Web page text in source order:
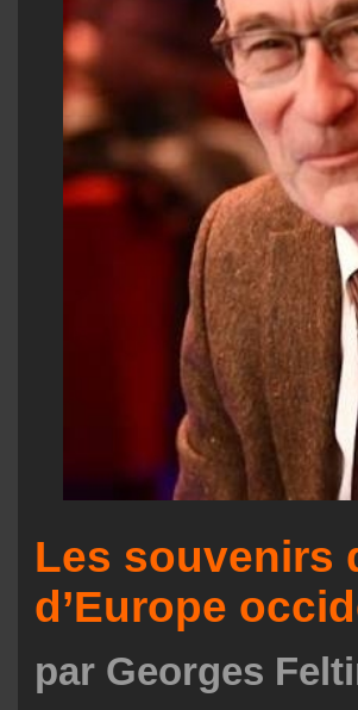
Les souvenirs
d’Europe
par Georges